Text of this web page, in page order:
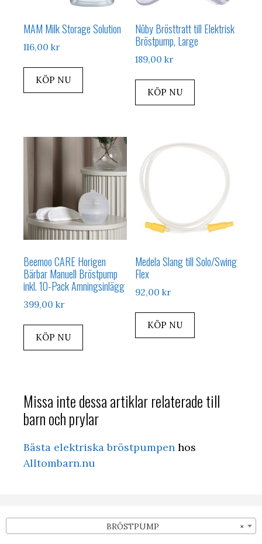
MAM Milk Storage Solution
116,00 kr
KÖP NU
Nûby Brösttratt till Elektrisk
Bröstpump, Large
189,00kr
KÖP NU
Beemoo CARE Horigen
Bärbar Manuell Bröstpump
inkl. 10-Pack Amningsinlägg
399,00 kr
KÖP NU
Medela Slang till Solo/Swing
Flex
92,00kr
KÖP NU
Missa inte dessa artiklar relaterade till
barn och prylar
Bästa elektriska bröstpumpen hos
Alltombarn.nu
×
BRÖSTPUMP